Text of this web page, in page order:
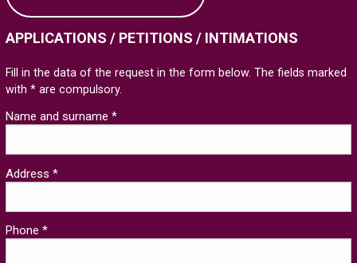
APPLICATIONS / PETITIONS / INTIMATIONS
Fill in the data of the request in the form below. The fields marked
with * are compulsory.
Name and surname *
Address *
Phone *